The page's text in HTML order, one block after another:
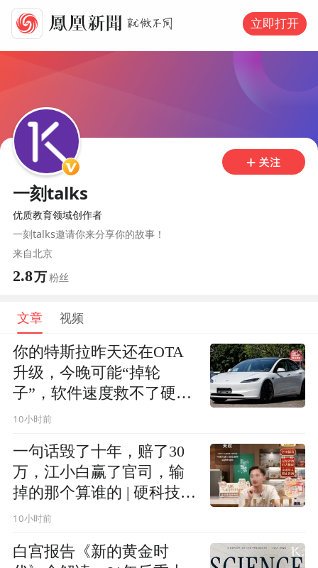
立即打开
一刻talks
优质教育领域创作者
一刻talks邀请你来分享你的故事！
来自北京
2.8万粉丝
文章 视频
你的特斯拉昨天还在OTA
升级，今晚可能“掉轮
子”，软件速度救不了硬件
失速|硬科技·新商业
10小时前
一句话毁了十年，赔了30
万，江小白赢了官司，输
掉的那个算谁的 | 硬科技·
新商业
10小时前
白宫报告《新的黄金时